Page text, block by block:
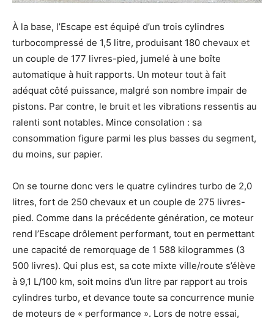
À la base, l’Escape est équipé d’un trois cylindres
turbocompressé de 1,5 litre, produisant 180 chevaux et
un couple de 177 livres-pied, jumelé à une boîte
automatique à huit rapports. Un moteur tout à fait
adéquat côté puissance, malgré son nombre impair de
pistons. Par contre, le bruit et les vibrations ressentis au
ralenti sont notables. Mince consolation : sa
consommation figure parmi les plus basses du segment,
du moins, sur papier.
On se tourne donc vers le quatre cylindres turbo de 2,0
litres, fort de 250 chevaux et un couple de 275 livres-
pied. Comme dans la précédente génération, ce moteur
rend l’Escape drôlement performant, tout en permettant
une capacité de remorquage de 1 588 kilogrammes (3
500 livres). Qui plus est, sa cote mixte ville/route s’élève
à 9,1 L/100 km, soit moins d’un litre par rapport au trois
cylindres turbo, et devance toute sa concurrence munie
de moteurs de « performance ». Lors de notre essai,